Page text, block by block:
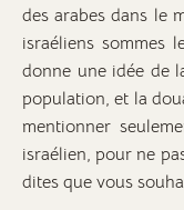
des arabes dans le
israéliens sommes
donne une idée de
population, et la
mentionner
israélien, pour ne
dites que vous